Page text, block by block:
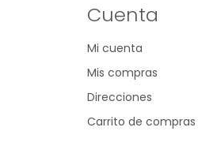
Cuenta
Mi cuenta
Mis compras
Direcciones
Carrito de compras